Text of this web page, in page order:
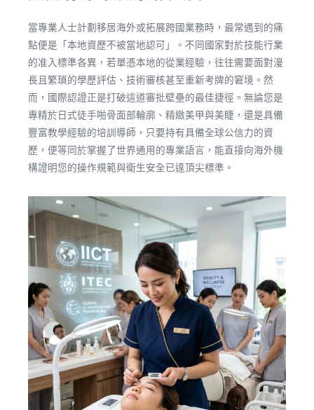
當專業人士計劃移居海外或拓展跨國業務時，最常遇到的痛
點便是「本地資歷不被當地認可」。不同國家對於技能行業
的准入標準各異，若單憑本地的從業經驗，往往需要面對漫
長且繁瑣的學歷評估、技術審核甚至重新考牌的窘境。然
而，國際認證正是打破這道審批壁壘的最佳捷徑。無論您是
專精於日式徒手啪骨面部輪廓、精緻美甲與美睫，還是具備
豐富教學經驗的培訓導師，只要持有具備全球公信力的資
歷，便等同於掌握了世界通用的專業語言，能直接向海外機
構證明您的操作規範與衛生安全已達頂尖標準。